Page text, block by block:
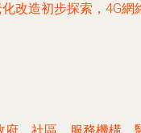
改造初步探索，4G